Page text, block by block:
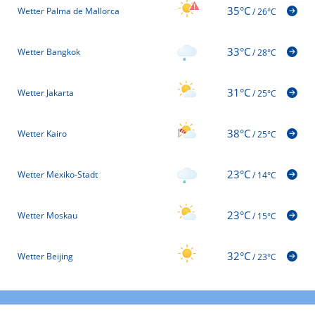
Wetter Palma de Mallorca 35°C/26°C
Wetter Bangkok 33°C/28°C
Wetter Jakarta 31°C/25°C
Wetter Kairo 38°C/25°C
Wetter Mexiko-Stadt 23°C/14°C
Wetter Moskau 23°C/15°C
Wetter Beijing 32°C/23°C